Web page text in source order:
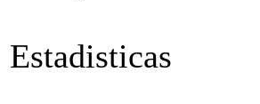
Estadisticas